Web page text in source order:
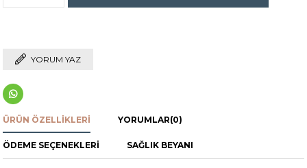
YORUM YAZ
ÜRÜN ÖZELLIKLERI YORUMLAR(0)
ÖDEME SEÇENEKLERI SAĞLIK BEYANI